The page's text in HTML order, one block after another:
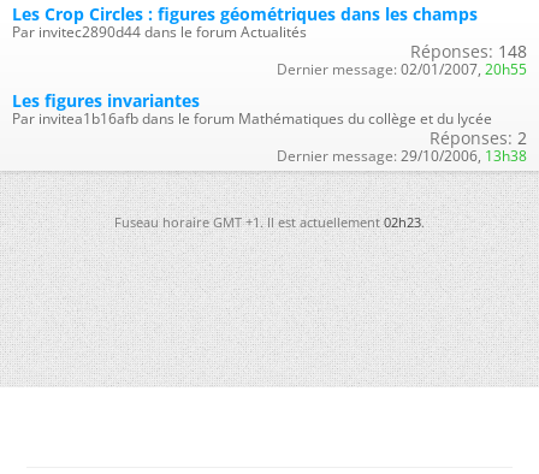
Les Crop Circles : figures géométriques dans les champs
Par invitec2890d44 dans le forum Actualités
Réponses: 148
Dernier message: 02/01/2007, 20h55
Les figures invariantes
Par invitea1b16afb dans le forum Mathématiques du collège et du lycée
Réponses: 2
Dernier message: 29/10/2006, 13h38
Fuseau horaire GMT +1. Il est actuellement02h23.